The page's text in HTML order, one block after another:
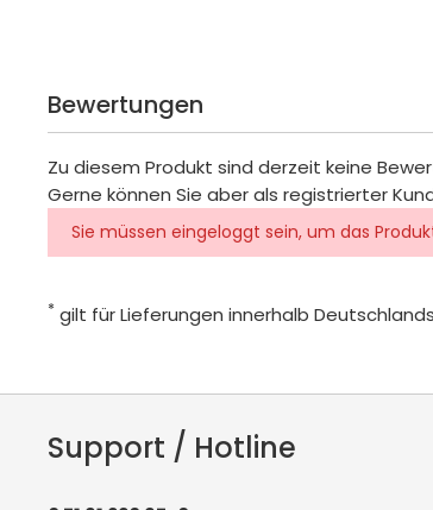
Bewertungen
Zu diesem Produkt sind derzeit keine
Gerne können Sie aber als registrierter
Sie müssen eingeloggt sein, um das
* gilt für Lieferungen innerhalb
Support / Hotline